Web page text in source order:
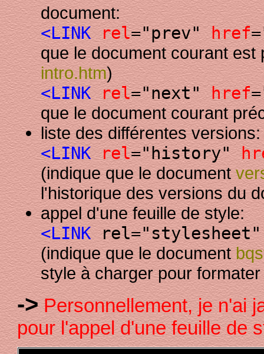
document:
<LINK rel="prev"href
que le document courant
intro.htm)
<LINK rel="next"href
que le document courant
liste des différentes versions:
<LINK rel="history"
(indique que le document
l'historique des versions du
appel d'une feuille de style:
<LINKrel="stylesheet"
(indique que le document
style à charger pour
-> Personnellement, je n'ai
pour l'appel d'une feuille de